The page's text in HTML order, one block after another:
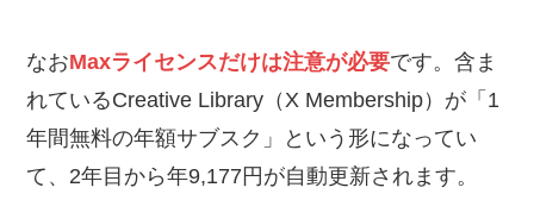
なおMaxライセンスだけは注意が必要です。含ま
れているCreative Library（X Membership）が「1
年間無料の年額サブスク」という形になってい
て、2年目から年9,177円が自動更新されます。